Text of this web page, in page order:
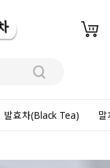
발효차(Black Tea)